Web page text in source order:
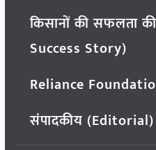
किसानों की सफलता
Success Story)
Reliance
संपादकीय (Editorial)